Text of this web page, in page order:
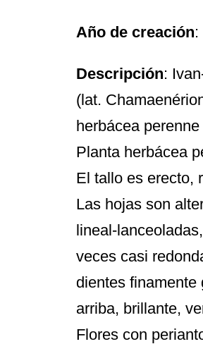
Año de creación:
Descripción:
(lat.
herbácea
Planta herbácea
El tallo es erecto,
Las hojas son
lineal-
veces casi
dientes finamente
arriba, brillante,
Flores con